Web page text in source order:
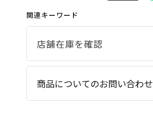
関連キーワード
商品についてのお問い合わせ